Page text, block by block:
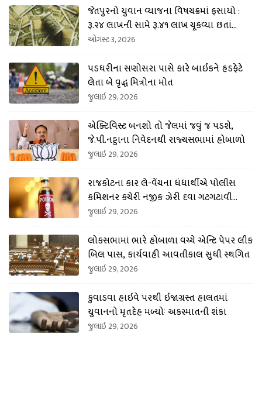
જેતપુરનો યુવાન વ્યાજના વિષચક્રમાં ફસાયો :
રૂ.૨૪ લાખની સામે રૂ.૪૧ લાખ ચૂકવ્યા છતાં
ધમકી અપાતી
ઓગસ્ટ 3, 2026
પડધરીના સણોસરા પાસે કારે બાઈકને હડફેટે
લેતા બે વૃદ્ધ મિત્રોના મોત
જુલાઇ 29, 2026
એક્ટિવિસ્ટ બનશો તો જેલમાં જવું જ પડશે,
જે.પી.નડ્ડાના નિવેદનથી રાજ્યસભામાં હોબાળો
જુલાઇ 29, 2026
રાજકોટના કાર લે-વેંચના ધંધાર્થીએ પોલીસ
કમિશનર કચેરી નજીક ઝેરી દવા ગટગટાવી
લીધી
જુલાઇ 29, 2026
લોકસભામાં ભારે હોબાળા વચ્ચે એન્ટિ પેપર લીક
બિલ પાસ, કાર્યવાહી આવતીકાલ સુધી સ્થગિત
જુલાઇ 29, 2026
કુવાડવા હાઇવે પરથી ઇજાગ્રસ્ત હાલતમાં
યુવાનનો મૃતદેહ મળ્યોઃ અકસ્માતની શંકા
જુલાઇ 29, 2026